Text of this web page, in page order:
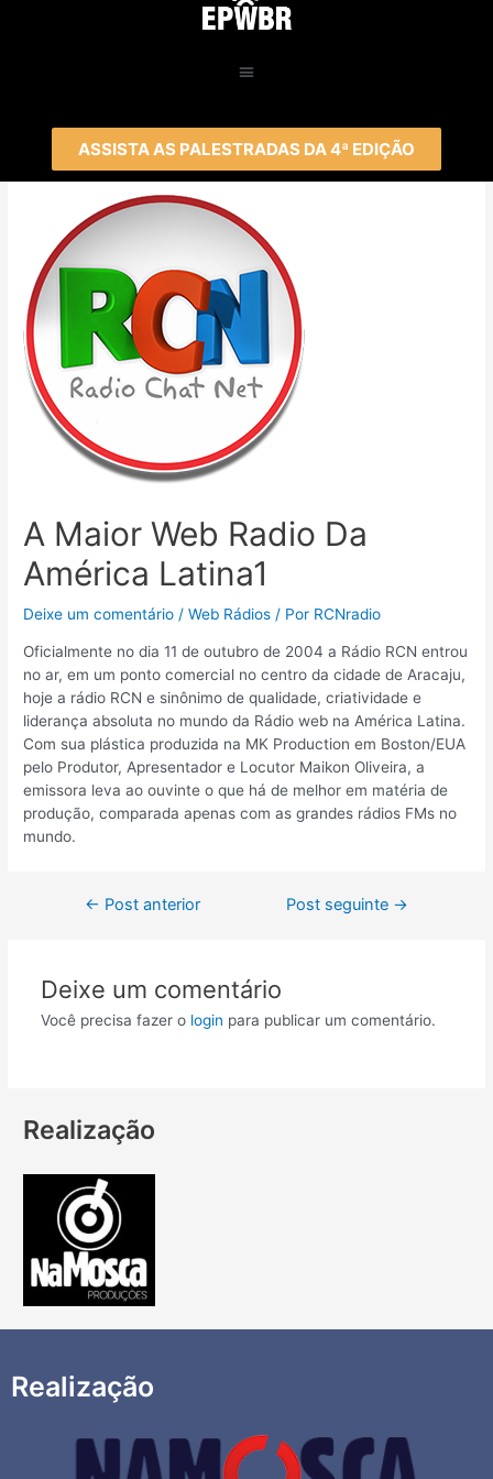
ASSISTA AS PALESTRADAS DA 4ª EDIÇÃO
A Maior Web Radio Da
América Latina1
Deixe um comentário /Web Rádios / Por RCNradio
Oficialmente no dia 11 de outubro de 2004 a Rádio RCN entrou
no ar, em um ponto comercial no centro da cidade de Aracaju,
hoje a rádio RCN e sinônimo de qualidade, criatividade e
liderança absoluta no mundo da Rádio web na América Latina.
Com sua plástica produzida na MK Production em Boston/EUA
pelo Produtor, Apresentador e Locutor Maikon Oliveira, a
emissora leva ao ouvinte o que há de melhor em matéria de
produção, comparada apenas com as grandes rádios FMs no
mundo.
← Post anterior Post seguinte →
Deixe um comentário
Você precisa fazer o login para publicar um comentário.
Realização
Realização